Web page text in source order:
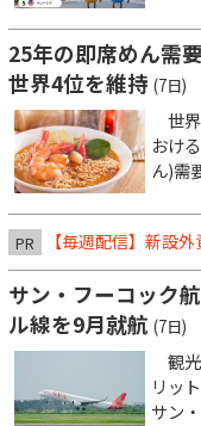
25年の即席めん需
世界4位を維持 (7日)
世
おけ
ん)需
PR 【毎週配信】新設
サン・フーコック
ル線を9月就航 (7日)
観
リッ
サン